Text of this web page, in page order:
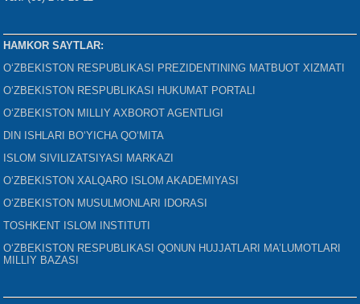
HAMKOR SAYTLAR:
O‘ZBEKISTON RESPUBLIKASI PREZIDENTINING MATBUOT XIZMATI
O‘ZBEKISTON RESPUBLIKASI HUKUMAT PORTALI
O‘ZBEKISTON MILLIY AXBOROT AGENTLIGI
DIN ISHLARI BO‘YICHA QO‘MITA
ISLOM SIVILIZATSIYASI MARKAZI
O‘ZBEKISTON XALQARO ISLOM AKADEMIYASI
O‘ZBEKISTON MUSULMONLARI IDORASI
TOSHKENT ISLOM INSTITUTI
O‘ZBEKISTON RESPUBLIKASI QONUN HUJJATLARI MA’LUMOTLARI
MILLIY BAZASI